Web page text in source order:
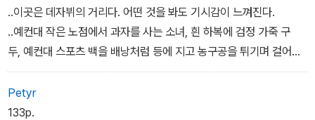
소녀들이 빛의 스테이지로 뛰어든다.
손을 잡고 점프, 점프, 점프.
두 아이는 나를 물끄러미 응시하며 입을 모아 이렇게 말한다.
나랑 춤추자.
응, 좋아.
나는 두 아이를 향해 힘차게 고개를 끄덕인다._<나와 춤을>
..이곳은 데자뷔의 거리다. 어떤 것을 봐도 기시감이 느껴진다.
..예컨대 작은 노점에서 과자를 사는 소녀, 흰 하복에 검정 가죽 구
두, 예컨대 스포츠 백을 배낭처럼 등에 지고 농구공을 튀기며 걸어가
는 소년, 예컨대 가게 앞 테이블에서 쌀국수를 먹는 어머니와 아이. 예
컨대 건어물 가게 앞에 걸터앉아 수다 떠는 할머니.
..하나하나가 어쩌면 내가 살았을지도 모르는 또 다른 인생처럼 느껴
Petyr
133p.